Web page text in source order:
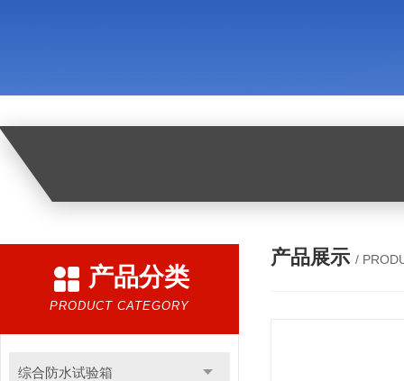
产品分类
PRODUCT CATEGORY
综合防水试验箱
产品展示 /